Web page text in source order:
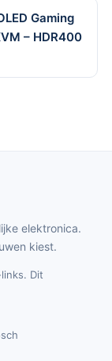
Gaming
– HDR400
elektronica.
kiest.
Dit